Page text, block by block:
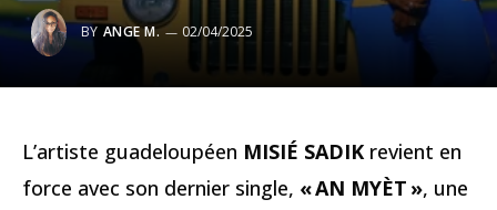
BY ANGE M. 02/04/2025
L’artiste guadeloupéen MISIÉ SADIKrevient en
force avec son dernier single, « AN MYÈT », une